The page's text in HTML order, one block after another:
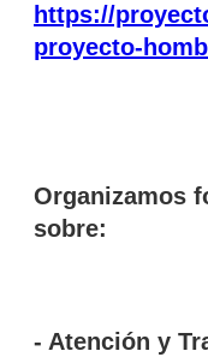
https://
proyecto-
Organizamos
sobre:
- Atención y